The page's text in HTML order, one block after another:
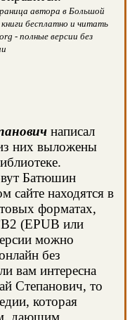
автора в Большой
бесплатно и читать
- полные версии без
написал
них выложены
Батюшин
сайте находятся в
форматах,
(EPUB или
можно
без
вам интересна
Степанович, то
которая
дающим